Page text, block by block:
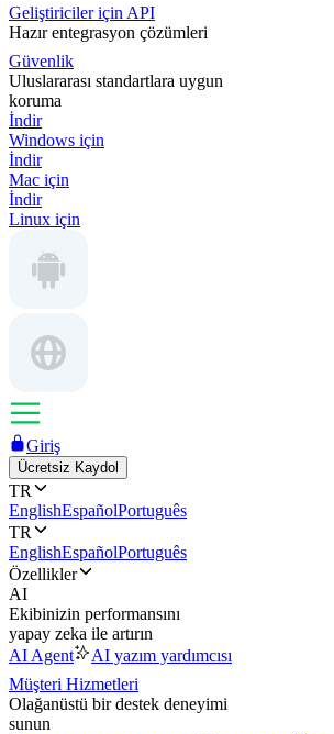
Geliştiriciler için API
Hazır entegrasyon çözümleri
Güvenlik
Uluslararası standartlara uygun
koruma
İndir
Windows için
İndir
Mac için
İndir
Linux için
Giriş
Ücretsiz Kaydol
TR
EnglishEspañolPortuguês
TR
EnglishEspañolPortuguês
Özellikler
AI
Ekibinizin performansını
yapay zeka ile artırın
AI Agent
AI yazım yardımcısı
Müşteri Hizmetleri
Olağanüstü bir destek deneyimi
sunun